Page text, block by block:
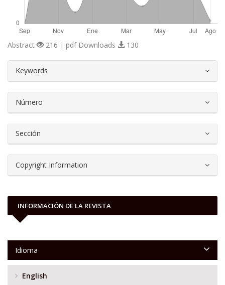
Abstract 216 | pdf Downloads 130
Keywords
Número
Sección
Copyright Information
INFORMACIÓN DE LA REVISTA
Idioma
English